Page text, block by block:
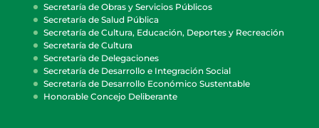
Secretaría de Obras y Servicios Públicos
Secretaría de Salud Pública
Secretaría de Cultura, Educación, Deportes y Recreación
Secretaría de Cultura
Secretaría de Delegaciones
Secretaría de Desarrollo e Integración Social
Secretaría de Desarrollo Económico Sustentable
Honorable Concejo Deliberante